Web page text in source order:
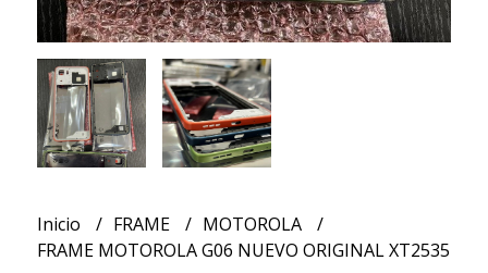
Inicio FRAME
MOTOROLA
FRAME MOTOROLA G06 NUEVO ORIGINAL XT2535